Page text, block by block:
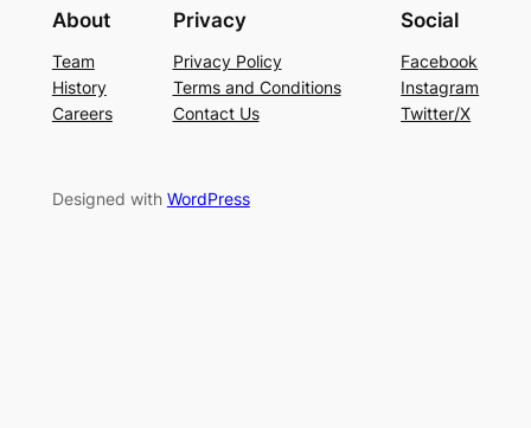
About
Team
History
Careers
Privacy
Privacy Policy
Terms and Conditions
Contact Us
Social
Facebook
Instagram
Twitter/X
Designed with WordPress